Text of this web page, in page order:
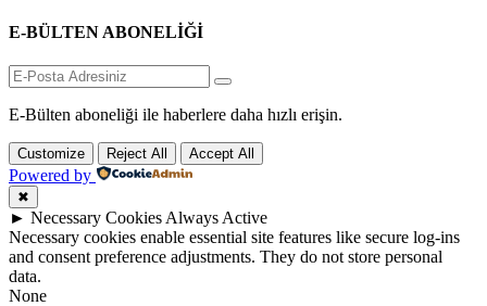
E-BÜLTEN ABONELİĞİ
E-Bülten aboneliği ile haberlere daha hızlı erişin.
Customize Reject All Accept All
Powered by
✖
► Necessary Cookies Always Active
Necessary cookies enable essential site features like secure log-ins
and consent preference adjustments. They do not store personal
data.
None